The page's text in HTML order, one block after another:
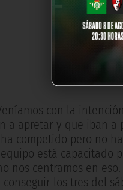
con la
a apretar y que iban
competido pero no
está capacitado
nos centramos en
los tres del